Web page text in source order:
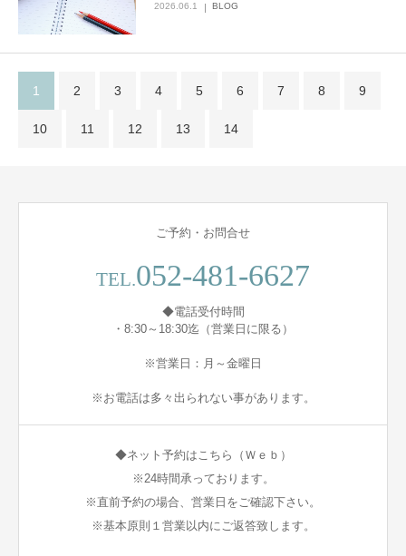
2026.06.1 BLOG
1 2 3 4 5 6 7 8 9
10 11 12 13 14
ご予約・お問合せ
TEL.052-481-6627
◆電話受付時間
・8:30～18:30迄（営業日に限る）
※営業日：月～金曜日
※お電話は多々出られない事があります。
◆ネット予約はこちら（Ｗｅｂ）
※24時間承っております。
※直前予約の場合、営業日をご確認下さい。
※基本原則１営業以内にご返答致します。